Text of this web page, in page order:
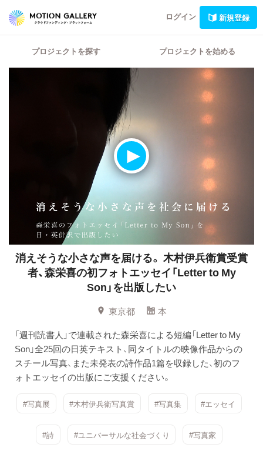
ログイン 新規登録
プロジェクトを探す プロジェクトを始める
消えそうな小さな声を届ける。 木村伊兵衛賞受賞
者、森栄喜の初フォトエッセイ「Letter to My
Son」を出版したい
東京都
本
「週刊読書人」で連載された森栄喜による短編「Letter to My
Son」全25回の日英テキスト、同タイトルの映像作品からの
スチール写真、また未発表の詩作品1篇を収録した、初のフ
ォトエッセイの出版にご支援ください。
#写真展 #木村伊兵衛写真賞 #写真集 #エッセイ
#詩 #ユニバーサルな社会づくり #写真家